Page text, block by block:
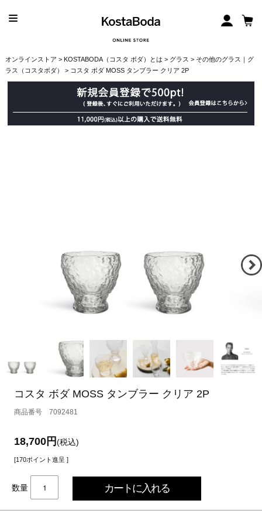
オンラインストア > KOSTABODA（コスタ ボダ）とは > グラス > その他のグラス｜グ
ラス（コスタボダ）
> コスタ ボダ MOSS タンブラー クリア 2P
コスタ ボダ MOSS タンブラー クリア 2P
7092481
18,700円(税込)
[170ポイント進呈 ]
数量